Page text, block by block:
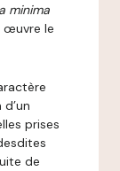
a minima
œuvre le
prises
de